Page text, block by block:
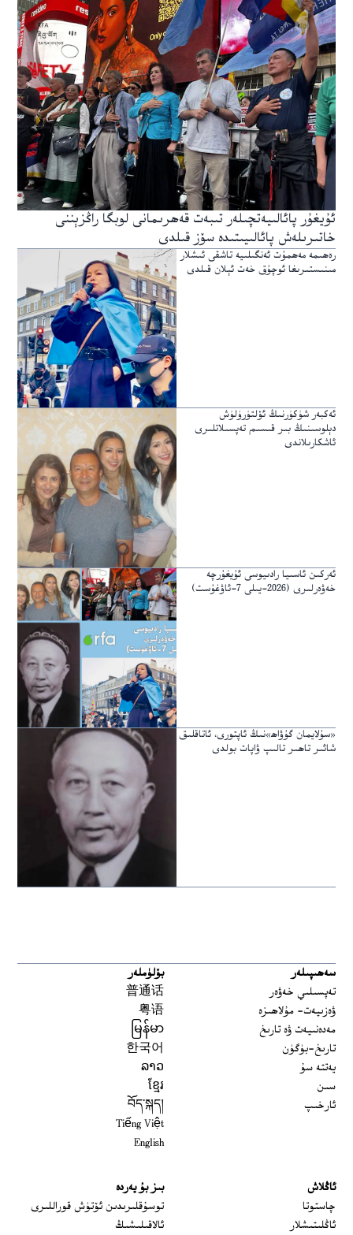
ئۇيغۇر پائالىيەتچىلەر تىبەت قەھرىمانى لوبگا راڭزېننى
خاتىرىلەش پائالىيىتىدە سۆز قىلدى
رەھىمە مەھمۇت ئەنگىلىيە تاشقى ئىشلار
مىنىستىرىغا ئوچۇق خەت ئېلان قىلدى
ئەكبەر شۈكۈرنىڭ ئۆلتۈرۈلۈش
دېلوسىنىڭ بىر قىسىم تەپسىلاتلىرى
ئاشكارىلاندى
ئەركىن ئاسىيا رادىيوسى ئۇيغۇرچە
خەۋەرلىرى (2026-يىلى 7-ئاۋغۇست)
«سۇلايمان گۇۋاھ»نىڭ ئاپتورى، ئاتاقلىق
شائىر تاھىر تالىپ ۋاپات بولدى
سەھىپىلەر
تەپسىلىي خەۋەر
ۋەزىيەت- مۇلاھىزە
مەدەنىيەت ۋە تارىخ
تارىخ-بۈگۈن
يەتتە سۇ
سىن
ئارخىپ
بۆلۈملەر
普通话
粤语
မြန်မာ
한국어
ລາວ
ខ្មែរ
བོད་སྐད།
Tiếng Việt
English
ئاڭلاش
چاستوتا
ئاڭلىتىشلار
بىز بۇ يەردە
توسۇقلىرىدىن ئۆتۈش قوراللىرى
ئالاقىلىشىڭ